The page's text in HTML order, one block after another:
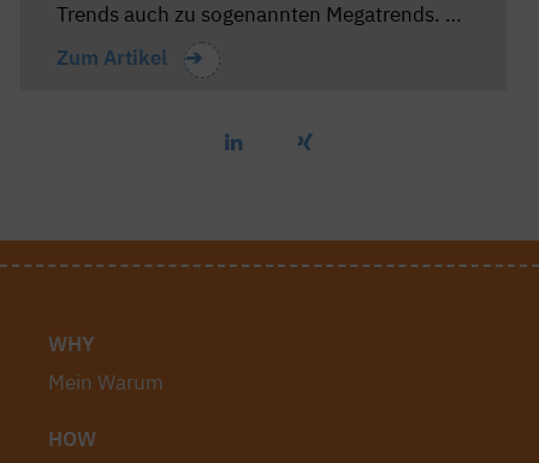
Trends auch zu sogenannten Megatrends. …
Zum Artikel
WHY
Mein Warum
HOW